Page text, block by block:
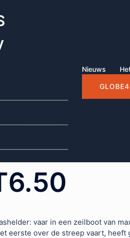
Nieuws
vaar in een zeilboot van
eerste over de streep vaart, heeft